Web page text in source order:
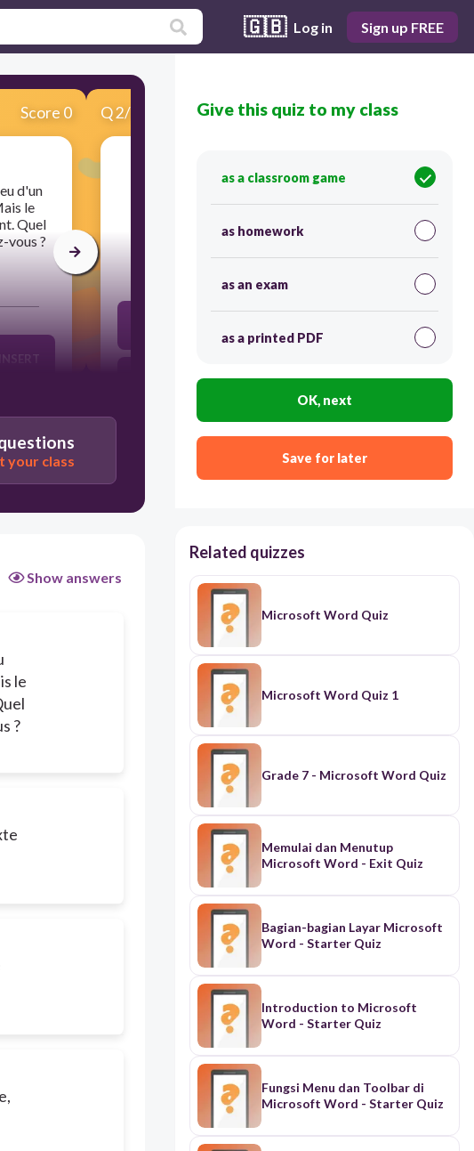
🇬🇧 Log in Sign up FREE
Score 0
d'un
le
Quel
vous ?
à
Q2/10 Score 0
sélectionné ?
Fichier/Format/Gras
Aucune de ces réponses.
your class
Show answers
le
?
Give this quiz to my class
as a classroom game
as homework
as an exam
as a printed PDF
OK, next
Save for later
Related quizzes
Microsoft Word Quiz
Microsoft Word Quiz 1
Grade 7 - Microsoft Word Quiz
Memulai dan Menutup
Microsoft Word - Exit Quiz
Bagian-bagian Layar Microsoft
Word - Starter Quiz
Introduction to Microsoft
Word - Starter Quiz
Fungsi Menu dan Toolbar di
Microsoft Word - Starter Quiz